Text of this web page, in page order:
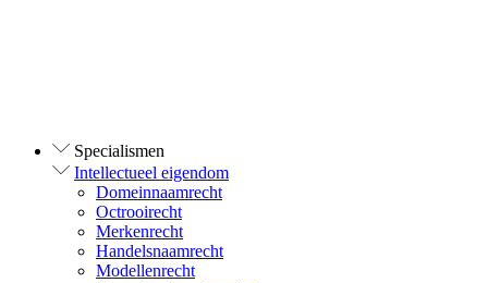
Specialismen
Intellectueel eigendom
Domeinnaamrecht
Octrooirecht
Merkenrecht
Handelsnaamrecht
Modellenrecht